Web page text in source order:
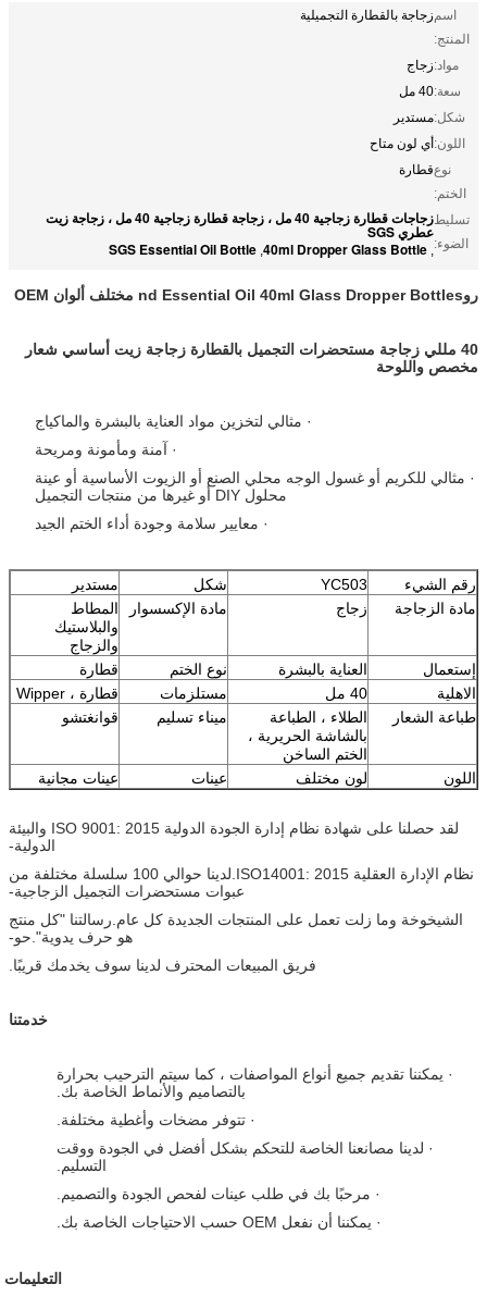
اسم
المنتج:
زجاجة بالقطارة التجميلية
مواد:زجاج
سعة:40 مل
شكل:مستدير
اللون:أي لون متاح
نوع
الختم:
قطارة
تسليط
الضوء:
زجاجات قطارة زجاجية 40 مل ، زجاجة قطارة زجاجية 40 مل ، زجاجة زيت
عطري SGS
,
40ml Dropper Glass Bottle
,
SGS Essential Oil Bottle
روnd Essential Oil 40ml Glass Dropper Bottles مختلف ألوان OEM
40 مللي زجاجة مستحضرات التجميل بالقطارة زجاجة زيت أساسي شعار
مخصص واللوحة
· مثالي لتخزين مواد العناية بالبشرة والماكياج
· آمنة ومأمونة ومريحة
· مثالي للكريم أو غسول الوجه محلي الصنع أو الزيوت الأساسية أو عينة
محلول DIY أو غيرها من منتجات التجميل
· معايير سلامة وجودة أداء الختم الجيد
رقم الشيء YC503 شكل
مستدير
مادة الزجاجة
زجاج مادة الإكسسوار
المطاط
والبلاستيك
والزجاج
إستعمال
العناية بالبشرة نوع الختم
قطارة
الاهلية
40 مل مستلزمات
قطارة ، Wipper
طباعة الشعار
الطلاء ، الطباعة
بالشاشة الحريرية ،
الختم الساخن
ميناء تسليم قوانغتشو
اللون لون مختلف عينات عينات مجانية
لقد حصلنا على شهادة نظام إدارة الجودة الدولية ISO 9001: 2015 والبيئة
الدولية-
نظام الإدارة العقلية ISO14001: 2015.لدينا حوالي 100 سلسلة مختلفة من
عبوات مستحضرات التجميل الزجاجية-
الشيخوخة وما زلت تعمل على المنتجات الجديدة كل عام.رسالتنا "كل منتج
هو حرف يدوية".حو-
فريق المبيعات المحترف لدينا سوف يخدمك قريبًا.
خدمتنا
· يمكننا تقديم جميع أنواع المواصفات ، كما سيتم الترحيب بحرارة
بالتصاميم والأنماط الخاصة بك.
· تتوفر مضخات وأغطية مختلفة.
· لدينا مصانعنا الخاصة للتحكم بشكل أفضل في الجودة ووقت
التسليم.
· مرحبًا بك في طلب عينات لفحص الجودة والتصميم.
· يمكننا أن نفعل OEM حسب الاحتياجات الخاصة بك.
التعليمات